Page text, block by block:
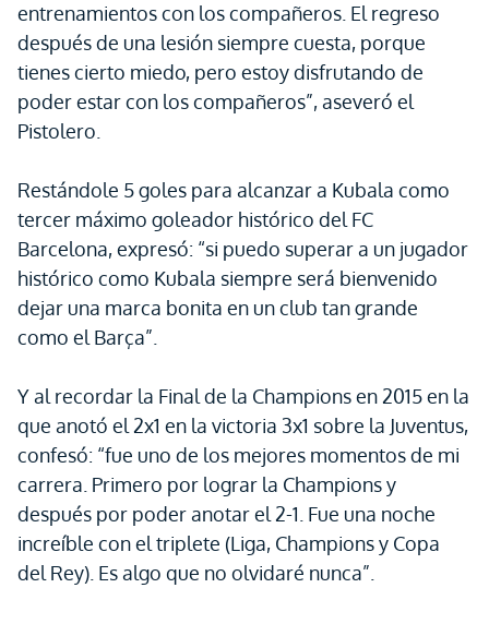
entrenamientos con los compañeros. El regreso
después de una lesión siempre cuesta, porque
tienes cierto miedo, pero estoy disfrutando de
poder estar con los compañeros”, aseveró el
Pistolero.
Restándole 5 goles para alcanzar a Kubala como
tercer máximo goleador histórico del FC
Barcelona, expresó: “si puedo superar a un jugador
histórico como Kubala siempre será bienvenido
dejar una marca bonita en un club tan grande
como el Barça”.
Y al recordar la Final de la Champions en 2015 en la
que anotó el 2x1 en la victoria 3x1 sobre la Juventus,
confesó: “fue uno de los mejores momentos de mi
carrera. Primero por lograr la Champions y
después por poder anotar el 2-1. Fue una noche
increíble con el triplete (Liga, Champions y Copa
del Rey). Es algo que no olvidaré nunca”.